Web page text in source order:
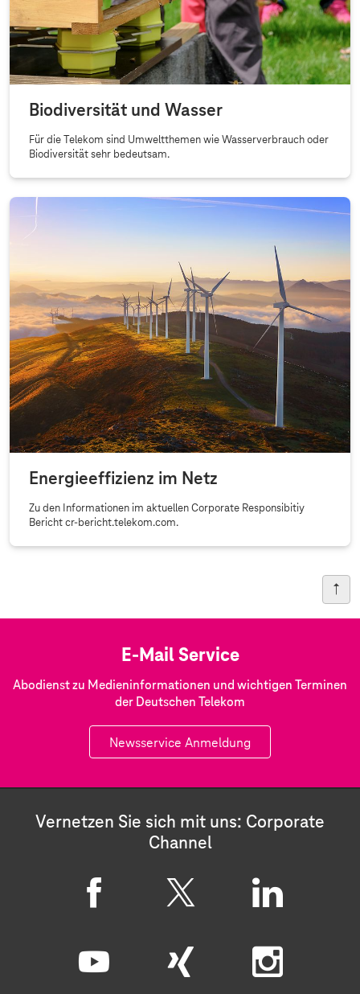
Biodiversität und Wasser
Für die Telekom sind Umweltthemen wie Wasserverbrauch oder
Biodiversität sehr bedeutsam.
Energieeffizienz im Netz
Zu den Informationen im aktuellen Corporate Responsibitiy
Bericht cr-bericht.telekom.com.
E-Mail Service
Abodienst zu Medieninformationen und wichtigen Terminen
der Deutschen Telekom
Newsservice Anmeldung
Vernetzen Sie sich mit uns: Corporate
Channel
a
c
i
n